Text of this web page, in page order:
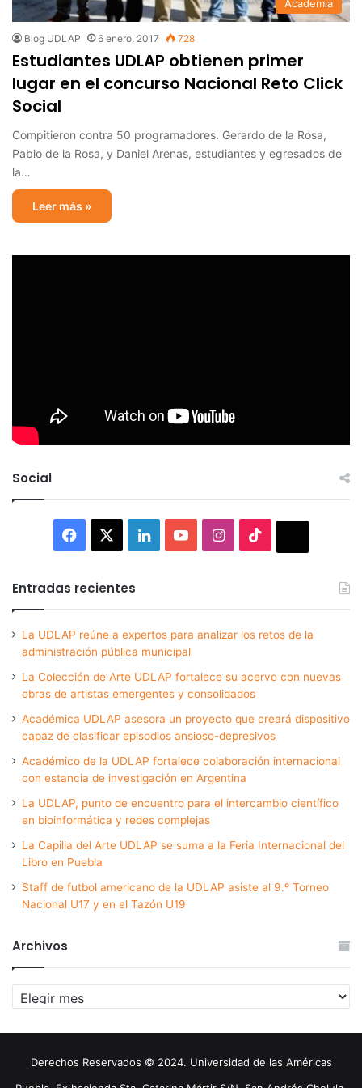
Academia
Blog UDLAP 6 enero, 2017 728
Estudiantes UDLAP obtienen primer
lugar en el concurso Nacional Reto Click
Social
Compitieron contra 50 programadores. Gerardo de la Rosa,
Pablo de la Rosa, y Daniel Arenas, estudiantes y egresados de
la…
Leer más »
Social
Facebook LinkedInYouTubeInstagram
Entradas recientes
La UDLAP reúne a expertos para analizar los retos de la
administración pública municipal
La Colección de Arte UDLAP fortalece su acervo con nuevas
obras de artistas emergentes y consolidados
Académica UDLAP asesora un proyecto que creará dispositivo
capaz de clasificar episodios ansioso-depresivos
Académico de la UDLAP fortalece colaboración internacional
con estancia de investigación en Argentina
La UDLAP, punto de encuentro para el intercambio científico
en bioinformática y redes complejas
La Capilla del Arte UDLAP se suma a la Feria Internacional del
Libro en Puebla
Staff de futbol americano de la UDLAP asiste al 9.º Torneo
Nacional U17 y en el Tazón U19
Archivos
Archivos
Derechos Reservados © 2024. Universidad de las Américas